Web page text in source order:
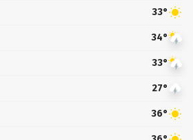
33°
34°
33°
27°
36°